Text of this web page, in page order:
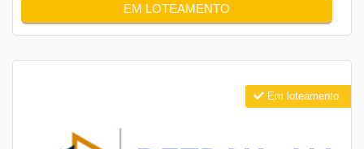
EM LOTEAMENTO
Em loteamento